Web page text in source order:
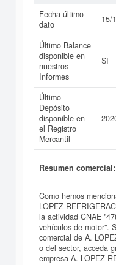
Fecha último
dato
15/
Último Balance
disponible en
nuestros
Informes
SI
Último
Depósito
disponible en
el Registro
Mercantil
Resumen comercial:
Como hemos
LOPEZ
la actividad CNAE
vehículos de motor".
comercial de A.
o del sector, acceda
empresa A. LOPEZ